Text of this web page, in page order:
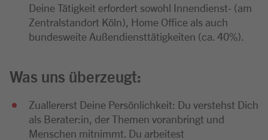
Deine Tätigkeit erfordert sowohl Innendienst- (am
Zentralstandort Köln), Home Office als auch
bundesweite Außendiensttätigkeiten (ca. 40%).
Was uns überzeugt:
Zuallererst Deine Persönlichkeit: Du verstehst Dich
als Berater:in, der Themen voranbringt und
Menschen mitnimmt. Du arbeitest